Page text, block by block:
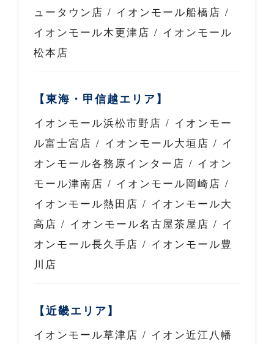
ュータウン店 / イオンモール船橋店 /
イオンモール木更津店 / イオンモール
松本店
【東海・甲信越エリア】
イオンモール浜松市野店 / イオンモー
ル富士宮店 / イオンモール大垣店 / イ
オンモール各務原インター店 / イオン
モール津南店 / イオンモール岡崎店 /
イオンモール熱田店 / イオンモール大
高店 / イオンモール名古屋茶屋店 / イ
オンモール長久手店 / イオンモール豊
川店
【近畿エリア】
イオンモール草津店 / イオン近江八幡